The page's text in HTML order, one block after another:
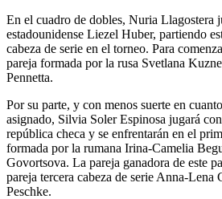
En el cuadro de dobles, Nuria Llagostera
estadounidense Liezel Huber, partiendo
cabeza de serie en el torneo. Para
pareja formada por la rusa Svetlana
Pennetta.
Por su parte, y con menos suerte en
asignado, Silvia Soler Espinosa jugará
república checa y se enfrentarán en el
formada por la rumana Irina-Camelia
Govortsova. La pareja ganadora de este
pareja tercera cabeza de serie Anna-Lena
Peschke.